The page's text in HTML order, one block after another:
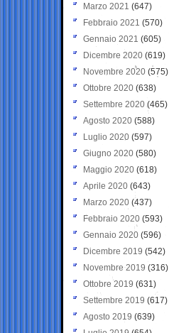
Marzo 2021 (647)
Febbraio 2021 (570)
Gennaio 2021 (605)
Dicembre 2020 (619)
Novembre 2020 (575)
Ottobre 2020 (638)
Settembre 2020(465)
Agosto 2020 (588)
Luglio 2020 (597)
Giugno 2020 (580)
Maggio 2020 (618)
Aprile 2020 (643)
Marzo 2020 (437)
Febbraio 2020 (593)
Gennaio 2020 (596)
Dicembre 2019 (542)
Novembre 2019 (316)
Ottobre 2019 (631)
Settembre 2019 (617)
Agosto 2019 (639)